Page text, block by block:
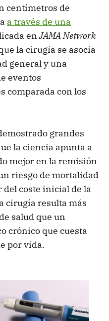
centímetros de
a través de una
enJAMA Network
la cirugía se asocia
general y una
eventos
comparada con los
grandes
la ciencia apunta a
mejor en la remisión
riesgo de mortalidad
del coste inicial de la
cirugía resulta más
salud que un
crónico que cuesta
por vida.